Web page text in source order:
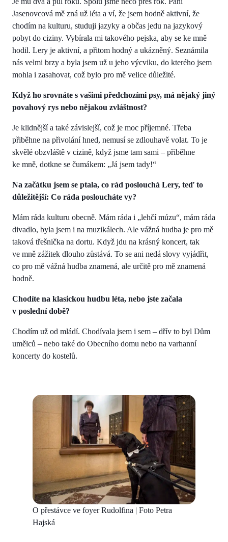
Jasenovcová mě zná už léta a ví, že jsem hodně aktivní, že
chodím na kulturu, studuji jazyky a občas jedu na jazykový
pobyt do ciziny. Vybírala mi takového pejska, aby se ke mně
hodil. Lery je aktivní, a přitom hodný a ukázněný. Seznámila
nás velmi brzy a byla jsem už u jeho výcviku, do kterého jsem
mohla i zasahovat, což bylo pro mě velice důležité.
Když ho srovnáte s vašimi předchozími psy, má nějaký jiný
povahový rys nebo nějakou zvláštnost?
Je klidnější a také závislejší, což je moc příjemné. Třeba
přiběhne na přivolání hned, nemusí se zdlouhavě volat. To je
skvělé obzvláště v cizině, když jsme tam sami – přiběhne
ke mně, dotkne se čumákem: „Já jsem tady!“
Na začátku jsem se ptala, co rád poslouchá Lery, teď to
důležitější: Co ráda posloucháte vy?
Mám ráda kulturu obecně. Mám ráda i „lehčí múzu“, mám ráda
divadlo, byla jsem i na muzikálech. Ale vážná hudba je pro mě
taková třešnička na dortu. Když jdu na krásný koncert, tak
ve mně zážitek dlouho zůstává. To se ani nedá slovy vyjádřit,
co pro mě vážná hudba znamená, ale určitě pro mě znamená
hodně.
Chodíte na klasickou hudbu léta, nebo jste začala
v poslední době?
Chodím už od mládí. Chodívala jsem i sem – dřív to byl Dům
umělců – nebo také do Obecního domu nebo na varhanní
koncerty do kostelů.
O přestávce ve foyer Rudolfina | Foto Petra
Hajská